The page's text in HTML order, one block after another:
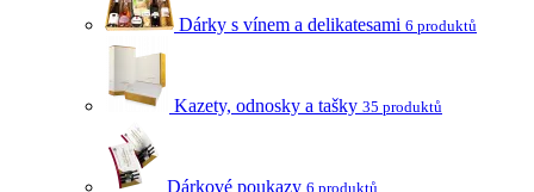
Dárky s vínem a delikatesami 6 produktů
Kazety, odnosky a tašky 35 produktů
Dárkové poukazy 6 produktů